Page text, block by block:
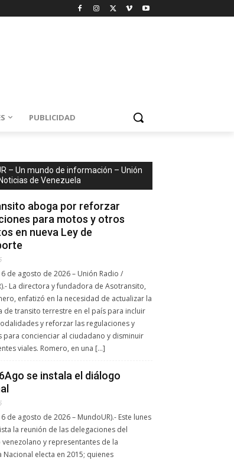
PUBLICIDAD
– Un mundo de información – Unión
de Venezuela
aboga por reforzar
para motos y otros
en nueva Ley de
6 de agosto de 2026 – Unión Radio /
La directora y fundadora de Asotransito,
enfatizó en la necesidad de actualizar la
de transito terrestre en el país para incluir
y reforzar las regulaciones y
para concienciar al ciudadano y disminuir
viales. Romero, en una […]
se instala el diálogo
de agosto de 2026 – MundoUR).- Este lunes
la reunión de las delegaciones del
y representantes de la
Nacional electa en 2015; quienes